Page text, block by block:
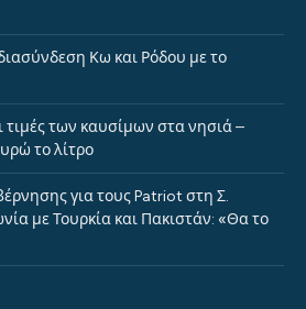
Κω και Ρόδου με το
τιμές των καυσίμων στα νησιά –
το λίτρο
για τους Patriot στη Σ.
με Τουρκία και Πακιστάν: «Θα το